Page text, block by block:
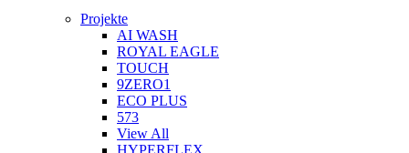
Projekte
AI WASH
ROYAL EAGLE
TOUCH
9ZERO1
ECO PLUS
573
View All
HYPERFLEX